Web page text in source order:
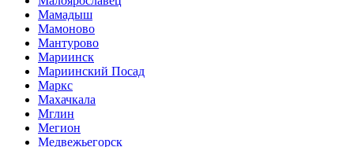
Мамадыш
Мамоново
Мантурово
Мариинск
Мариинский Посад
Маркс
Махачкала
Мглин
Мегион
Медвежьегорск